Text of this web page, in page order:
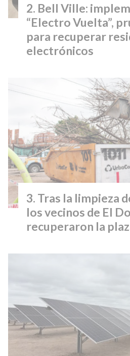
Bell Ville:
“Electro Vuelta”,
para recuperar
electrónicos
Tras la limpieza
los vecinos de El
recuperaron la